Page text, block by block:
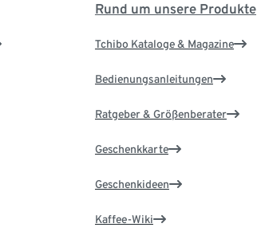
Rund um unsere Produkte
Tchibo Kataloge & Magazine
Bedienungsanleitungen
Ratgeber & Größenberater
Geschenkkarte
Geschenkideen
Kaffee-Wiki